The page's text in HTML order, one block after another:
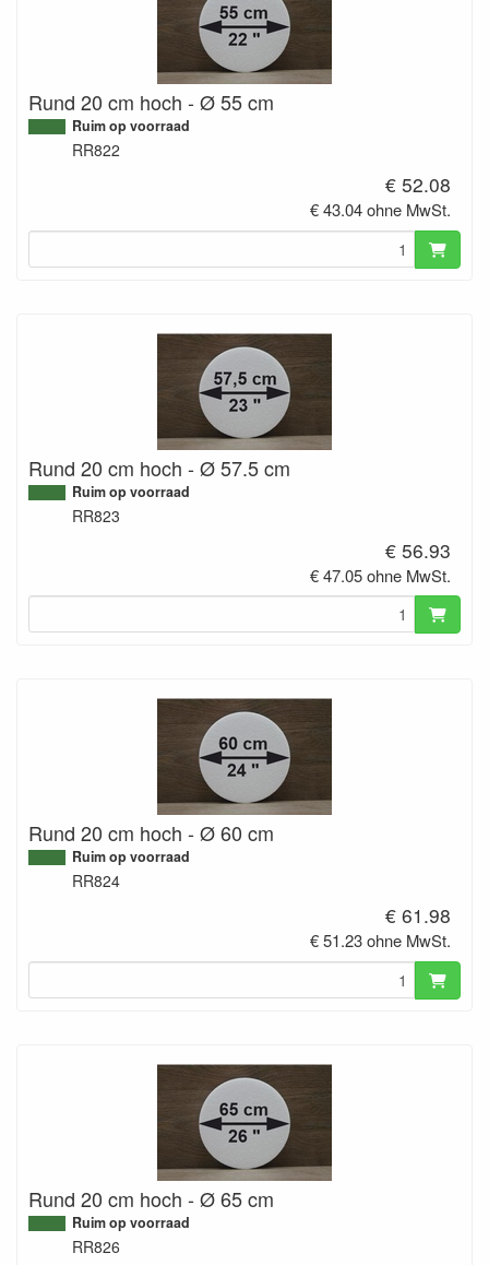
Rund 20 cm hoch - Ø 55 cm
Ruim op voorraad
RR822
€ 52.08
€ 43.04 ohne MwSt.
Rund 20 cm hoch - Ø 57.5 cm
Ruim op voorraad
RR823
€ 56.93
€ 47.05 ohne MwSt.
Rund 20 cm hoch - Ø 60 cm
Ruim op voorraad
RR824
€ 61.98
€ 51.23 ohne MwSt.
Rund 20 cm hoch - Ø 65 cm
Ruim op voorraad
RR826